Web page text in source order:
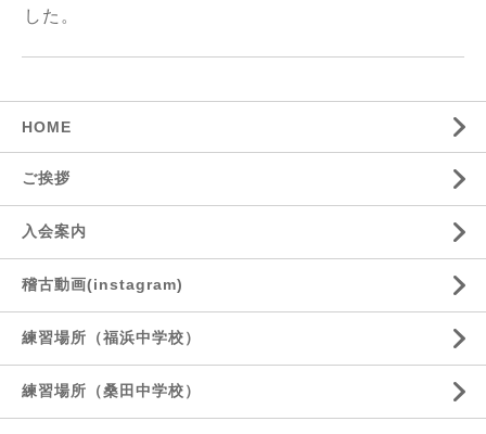
した。
HOME
ご挨拶
入会案内
稽古動画(instagram)
練習場所（福浜中学校）
練習場所（桑田中学校）